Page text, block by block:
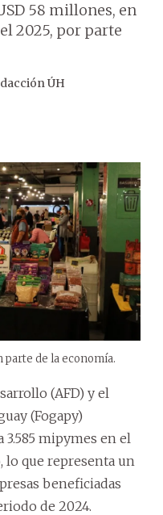
58 millones, en
2025, por parte
ÚH
parte de la economía.
(AFD) y el
(Fogapy)
mipymes en el
que representa un
beneficiadas
de 2024.